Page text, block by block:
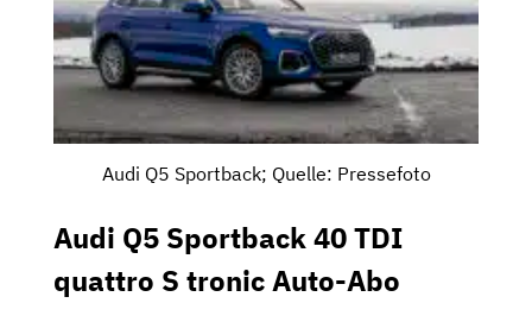
Audi Q5 Sportback; Quelle: Pressefoto
Audi Q5 Sportback 40 TDI
quattro S tronic Auto-Abo